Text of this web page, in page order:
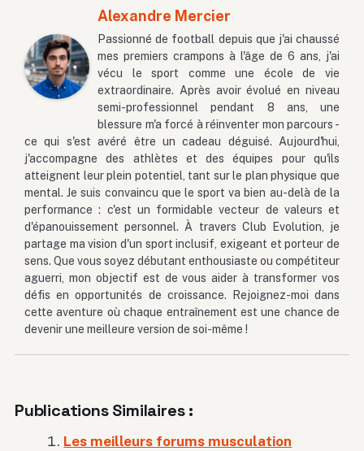
Alexandre Mercier
Passionné de football depuis que j'ai chaussé
mes premiers crampons à l'âge de 6 ans, j'ai
vécu le sport comme une école de vie
extraordinaire. Après avoir évolué en niveau
semi-professionnel pendant 8 ans, une
blessure m'a forcé à réinventer mon parcours -
ce qui s'est avéré être un cadeau déguisé. Aujourd'hui,
j'accompagne des athlètes et des équipes pour qu'ils
atteignent leur plein potentiel, tant sur le plan physique que
mental. Je suis convaincu que le sport va bien au-delà de la
performance : c'est un formidable vecteur de valeurs et
d'épanouissement personnel. À travers Club Evolution, je
partage ma vision d'un sport inclusif, exigeant et porteur de
sens. Que vous soyez débutant enthousiaste ou compétiteur
aguerri, mon objectif est de vous aider à transformer vos
défis en opportunités de croissance. Rejoignez-moi dans
cette aventure où chaque entraînement est une chance de
devenir une meilleure version de soi-même !
Publications Similaires :
Les meilleurs forums musculation